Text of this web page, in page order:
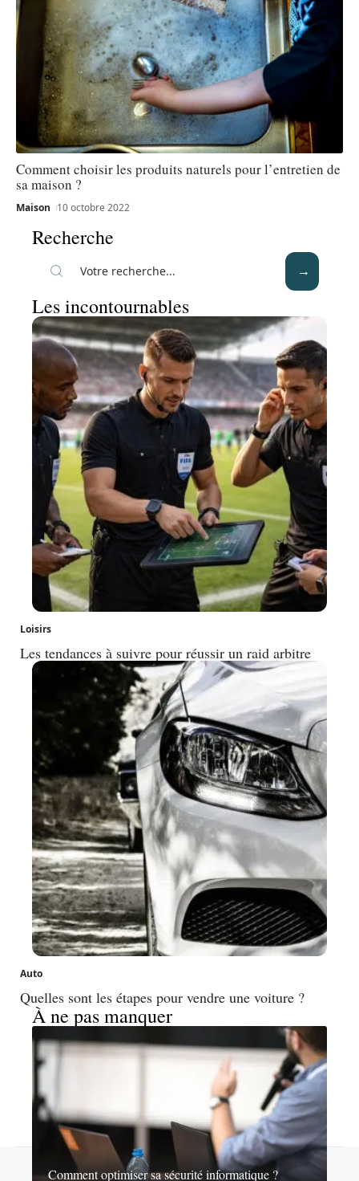
Comment choisir les produits naturels pour l’entretien de
sa maison ?
Maison 10 octobre 2022
Recherche
Les incontournables
Loisirs
Les tendances à suivre pour réussir un raid arbitre
Auto
Quelles sont les étapes pour vendre une voiture ?
À ne pas manquer
Comment optimiser sa sécurité informatique ?
Mentions légales Sitemap